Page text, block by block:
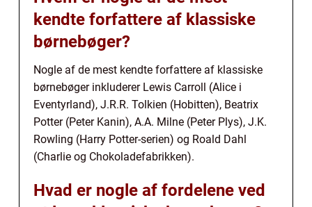
kendte forfattere af klassiske
børnebøger?
Nogle af de mest kendte forfattere af klassiske
børnebøger inkluderer Lewis Carroll (Alice i
Eventyrland), J.R.R. Tolkien (Hobitten), Beatrix
Potter (Peter Kanin), A.A. Milne (Peter Plys), J.K.
Rowling (Harry Potter-serien) og Roald Dahl
(Charlie og Chokoladefabrikken).
Hvad er nogle af fordelene ved